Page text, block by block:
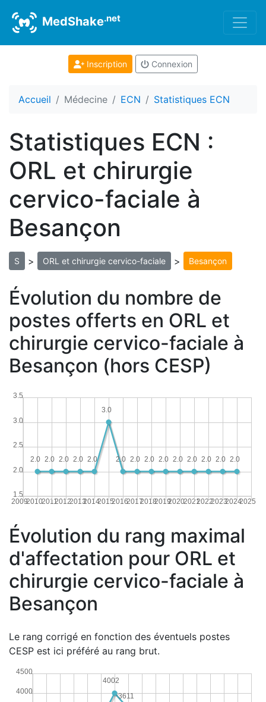
MedShake.net
Inscription Connexion
Accueil Médecine ECN Statistiques ECN
Statistiques ECN :
ORL et chirurgie
cervico-faciale à
Besançon
S > ORL et chirurgie cervico-faciale > Besançon
Évolution du nombre de
postes offerts en ORL et
chirurgie cervico-faciale à
Besançon (hors CESP)
20092010201120122013201420152016201720182019202020212022202320242025
1.5
2.0
2.5
3.0
3.5
2.0
2.0
2.0
2.0
2.0
2.0
2.0
2.0
2.0
3.0
2.0
2.0
2.0
2.0
2.0
Évolution du rang maximal
d'affectation pour ORL et
chirurgie cervico-faciale à
Besançon
Le rang corrigé en fonction des éventuels postes
CESP est ici préféré au rang brut.
4000
4500
3611
4002